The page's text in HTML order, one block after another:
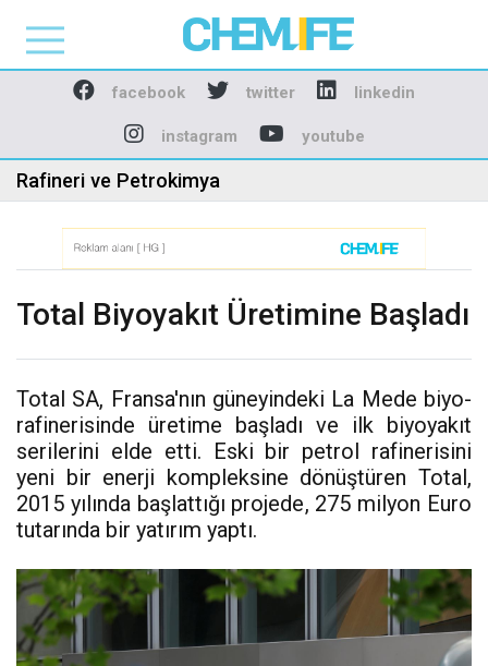
Chemlife - Basılı ve
facebook twitter linkedin
instagram youtube
Rafineri ve Petrokimya
Total Biyoyakıt Üretimine Başladı
Total SA, Fransa'nın güneyindeki La Mede biyo-
rafinerisinde üretime başladı ve ilk biyoyakıt
serilerini elde etti. Eski bir petrol rafinerisini
yeni bir enerji kompleksine dönüştüren Total,
2015 yılında başlattığı projede, 275 milyon Euro
tutarında bir yatırım yaptı.